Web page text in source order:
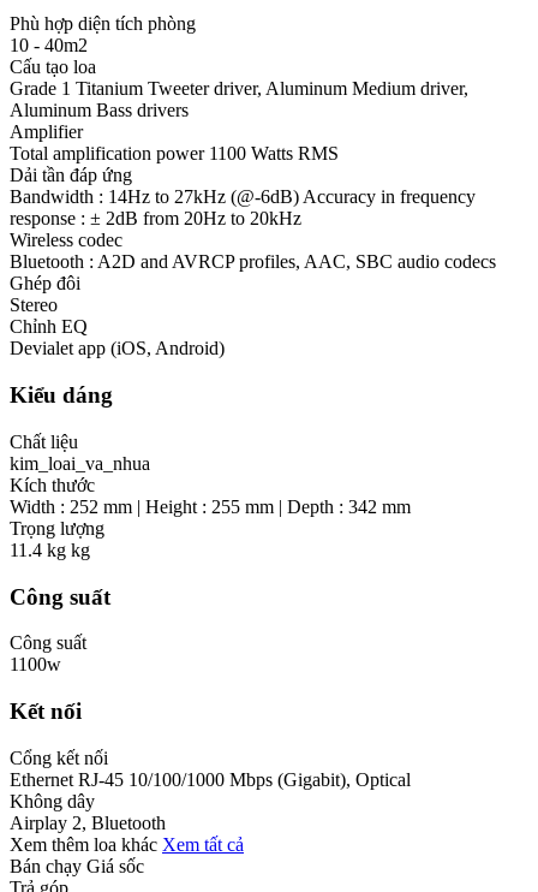
Phù hợp diện tích phòng
10 - 40m2
Cấu tạo loa
Grade 1 Titanium Tweeter driver, Aluminum Medium driver,
Aluminum Bass drivers
Amplifier
Total amplification power 1100 Watts RMS
Dải tần đáp ứng
Bandwidth : 14Hz to 27kHz (@-6dB) Accuracy in frequency
response : ± 2dB from 20Hz to 20kHz
Wireless codec
Bluetooth : A2D and AVRCP profiles, AAC, SBC audio codecs
Ghép đôi
Stereo
Chỉnh EQ
Devialet app (iOS, Android)
Kiểu dáng
Chất liệu
kim_loai_va_nhua
Kích thước
Width : 252 mm | Height : 255 mm | Depth : 342 mm
Trọng lượng
11.4 kg kg
Công suất
Công suất
1100w
Kết nối
Cổng kết nối
Ethernet RJ-45 10/100/1000 Mbps (Gigabit), Optical
Không dây
Airplay 2, Bluetooth
Xem thêm loa khác Xem tất cả
Bán chạy Giá sốc
Trả góp